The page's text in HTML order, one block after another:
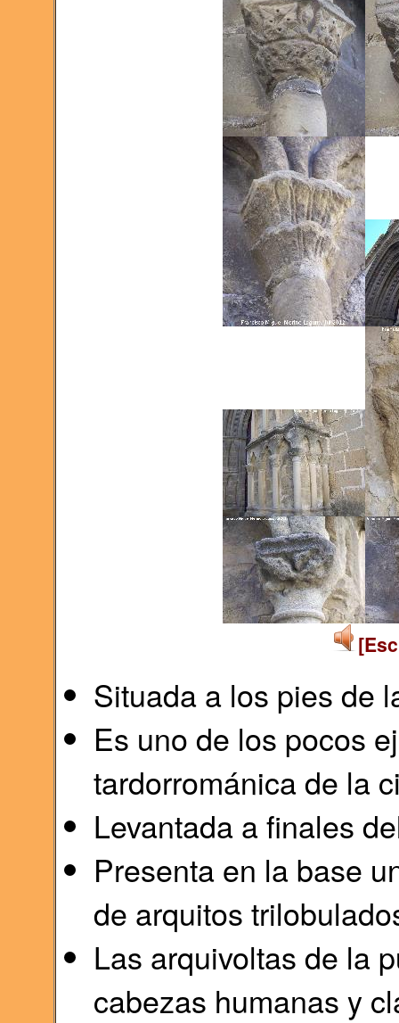
Situada a los pies de
Es uno de los pocos
tardorrománica de la
Levantada a finales
Presenta en la base
de arquitos
Las arquivoltas de la
cabezas humanas y